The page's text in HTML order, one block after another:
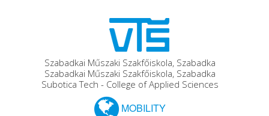
Szabadkai Műszaki Szakfőiskola, Szabadka
Szabadkai Műszaki Szakfőiskola, Szabadka
Subotica Tech - College of Applied Sciences
MOBILITY